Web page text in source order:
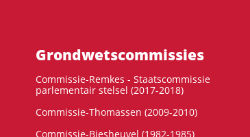
Grondwets­commissies
Commissie-Remkes - Staatscommissie
parlementair stelsel (2017-2018)
Commissie-Thomassen (2009-2010)
Commissie-Biesheuvel (1982-1985)